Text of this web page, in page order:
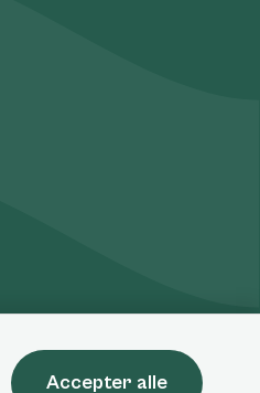
Accepter alle